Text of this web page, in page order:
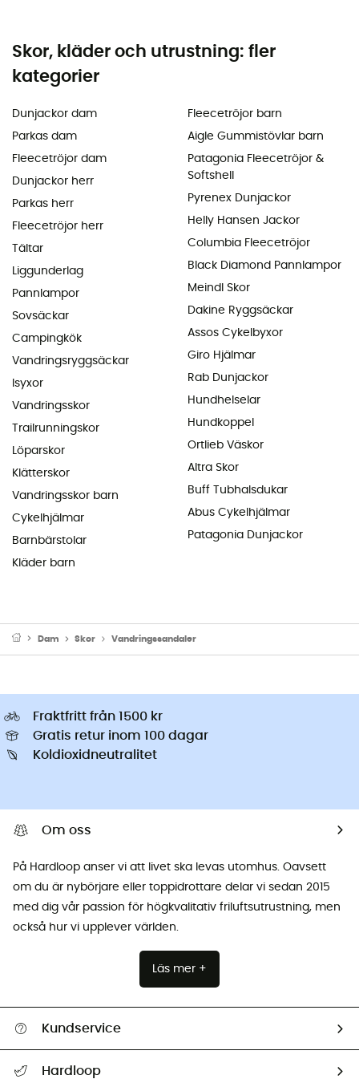
Skor, kläder och utrustning: fler
kategorier
Dunjackor dam
Parkas dam
Fleecetröjor dam
Dunjackor herr
Parkas herr
Fleecetröjor herr
Tältar
Liggunderlag
Pannlampor
Sovsäckar
Campingkök
Vandringsryggsäckar
Isyxor
Vandringsskor
Trailrunningskor
Löparskor
Klätterskor
Vandringsskor barn
Cykelhjälmar
Barnbärstolar
Kläder barn
Fleecetröjor barn
Aigle Gummistövlar barn
Patagonia Fleecetröjor &
Softshell
Pyrenex Dunjackor
Helly Hansen Jackor
Columbia Fleecetröjor
Black Diamond Pannlampor
Meindl Skor
Dakine Ryggsäckar
Assos Cykelbyxor
Giro Hjälmar
Rab Dunjackor
Hundhelselar
Hundkoppel
Ortlieb Väskor
Altra Skor
Buff Tubhalsdukar
Abus Cykelhjälmar
Patagonia Dunjackor
Dam Skor Vandringssandaler
Fraktfritt från 1500 kr
Gratis retur inom 100 dagar
Koldioxidneutralitet
Om oss
På Hardloop anser vi att livet ska levas utomhus. Oavsett
om du är nybörjare eller toppidrottare delar vi sedan 2015
med dig vår passion för högkvalitativ friluftsutrustning, men
också hur vi upplever världen.
Läs mer +
Kundservice
Hardloop